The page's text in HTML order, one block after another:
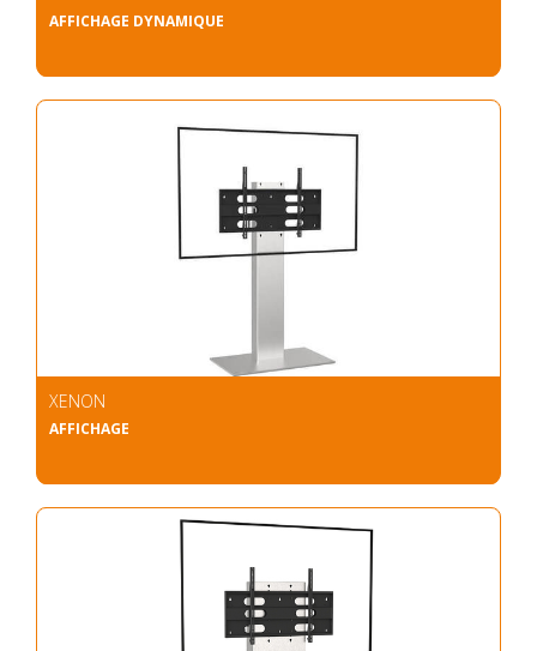
AFFICHAGE DYNAMIQUE
XENON
AFFICHAGE